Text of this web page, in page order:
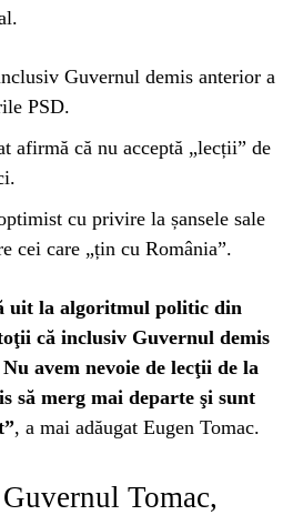
Guvernul demis anterior a
PSD.
afirmă că nu acceptă „lecții” de
cu privire la șansele sale
cei care „țin cu România”.
uit la algoritmul politic din
că inclusiv Guvernul demis
avem nevoie de lecţii de la
să merg mai departe şi sunt
, a mai adăugat Eugen Tomac.
Tomac,